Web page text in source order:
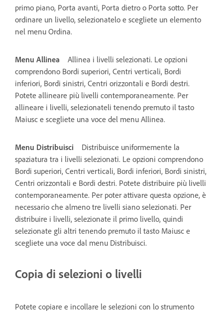
primo piano, Porta avanti, Porta dietro o Porta sotto. Per
ordinare un livello, selezionatelo e scegliete un elemento
nel menu Ordina.
Menu Allinea
Allinea i livelli selezionati. Le opzioni
comprendono Bordi superiori, Centri verticali, Bordi
inferiori, Bordi sinistri, Centri orizzontali e Bordi destri.
Potete allineare più livelli contemporaneamente. Per
allineare i livelli, selezionateli tenendo premuto il tasto
Maiusc e scegliete una voce del menu Allinea.
Menu Distribuisci
Distribuisce uniformemente la
spaziatura tra i livelli selezionati. Le opzioni comprendono
Bordi superiori, Centri verticali, Bordi inferiori, Bordi sinistri,
Centri orizzontali e Bordi destri. Potete distribuire più livelli
contemporaneamente. Per poter attivare questa opzione, è
necessario che almeno tre livelli siano selezionati. Per
distribuire i livelli, selezionate il primo livello, quindi
selezionate gli altri tenendo premuto il tasto Maiusc e
scegliete una voce dal menu Distribuisci.
Copia di selezioni o livelli
Potete copiare e incollare le selezioni con lo strumento